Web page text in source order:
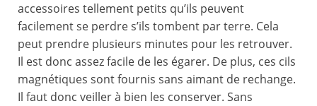
accessoires tellement petits qu’ils peuvent
facilement se perdre s’ils tombent par terre. Cela
peut prendre plusieurs minutes pour les retrouver.
Il est donc assez facile de les égarer. De plus, ces cils
magnétiques sont fournis sans aimant de rechange.
Il faut donc veiller à bien les conserver. Sans